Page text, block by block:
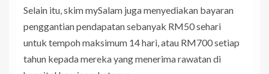
Selain itu, skim mySalam juga menyediakan bayaran
penggantian pendapatan sebanyak RM50 sehari
untuk tempoh maksimum 14 hari, atau RM700 setiap
tahun kepada mereka yang menerima rawatan di